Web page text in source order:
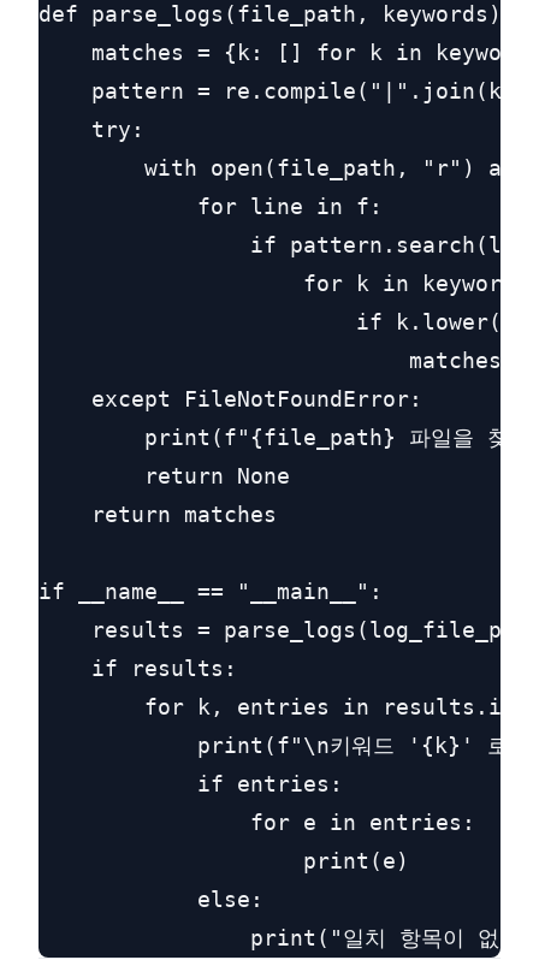
def parse_logs(file_path, keywords):
matches = {k: [] for k in
pattern =
    try:
with open(file_path, "r") as
            for line in f:
if
for k in
if k.lower()
    except FileNotFoundError:
print(f"{file_path} 파일을 찾을
        return None
    return matches
if __name__ == "__main__":
results =
    if results:
for k, entries in
print(f"\n키워드 '{k}' 로그
            if entries:
                for e in entries:
                    print(e)
            else: